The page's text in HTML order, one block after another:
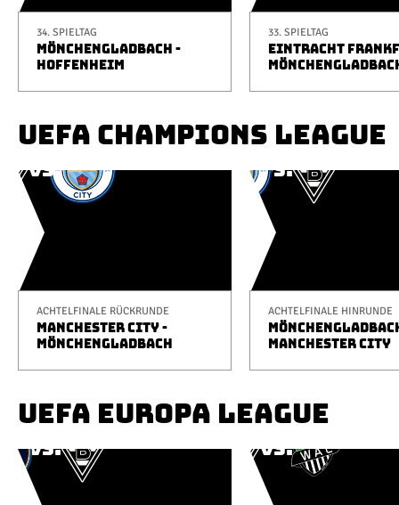
34. SPIELTAG
MÖNCHENGLADBACH -
HOFFENHEIM
33. SPIELTAG
EINTRACHT
UEFA CHAMPIONS LEAGUE
ACHTELFINALE RÜCKRUNDE
MANCHESTER CITY -
MÖNCHENGLADBACH
ACHTELFINALE HINRUNDE
MANCHESTER CITY
UEFA EUROPA LEAGUE